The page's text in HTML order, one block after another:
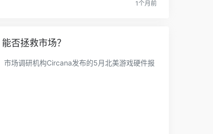
1个月前
否拯救市场？
场调研机构Circana发布的5月北美游戏硬件报